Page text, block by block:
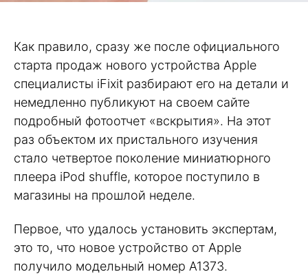
Как правило, сразу же после официального
старта продаж нового устройства Apple
специалисты iFixit разбирают его на детали и
немедленно публикуют на своем сайте
подробный фотоотчет «вскрытия». На этот
раз объектом их пристального изучения
стало четвертое поколение миниатюрного
плеера iPod shuffle, которое поступило в
магазины на прошлой неделе.
Первое, что удалось установить экспертам,
это то, что новое устройство от Apple
получило модельный номер A1373.